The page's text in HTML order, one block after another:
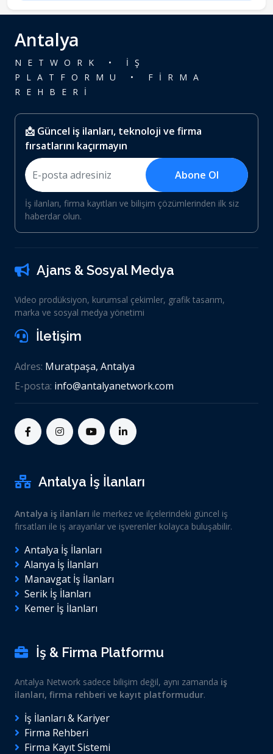
Antalya
NETWORK • İŞ
PLATFORMU • FİRMA
REHBERİ
📩 Güncel iş ilanları, teknoloji ve firma
fırsatlarını kaçırmayın
Abone Ol
İş ilanları, firma kayıtları ve bilişim çözümlerinden ilk siz
haberdar olun.
Ajans & Sosyal Medya
Video prodüksiyon, kurumsal çekimler, grafik tasarım,
marka ve sosyal medya yönetimi
İletişim
Adres: Muratpaşa, Antalya
E-posta: info@antalyanetwork.com
Antalya İş İlanları
Antalya iş ilanları ile merkez ve ilçelerindeki güncel iş
fırsatları ile iş arayanlar ve işverenler kolayca buluşabilir.
Antalya İş İlanları
Alanya İş İlanları
Manavgat İş İlanları
Serik İş İlanları
Kemer İş İlanları
İş & Firma Platformu
Antalya Network sadece bilişim değil, aynı zamanda iş
ilanları, firma rehberi ve kayıt platformudur.
İş İlanları & Kariyer
Firma Rehberi
Firma Kayıt Sistemi